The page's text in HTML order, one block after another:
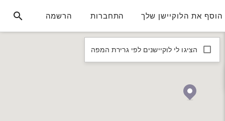
הוסף את הלוקיישן שלך התחברות הרשמה
הציגו לי לוקיישנים לפי גרירת המפה